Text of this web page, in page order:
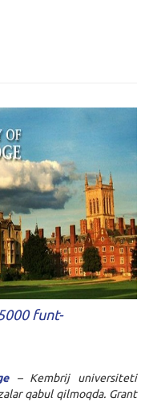
funt-
– Kembrij universiteti
qabul qilmoqda. Grant